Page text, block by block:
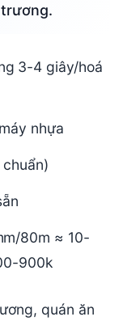
3-4 giây/hoá
nhựa
80m ≈ 10-
900k
quán ăn